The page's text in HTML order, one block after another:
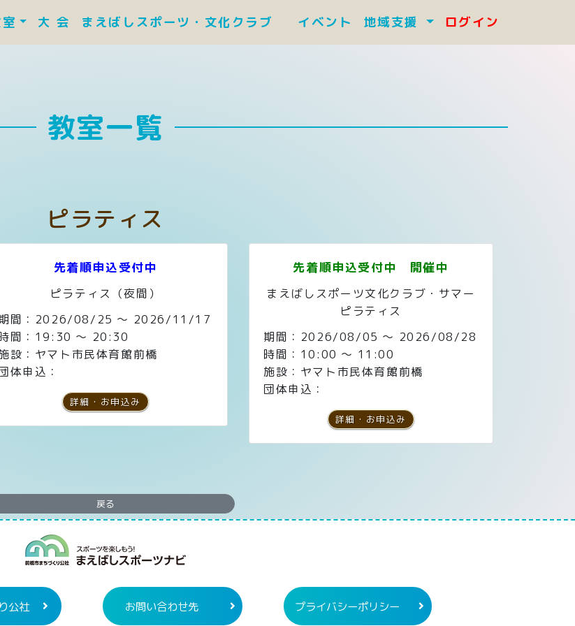
大 会 まえばしスポーツ・文化クラブ イベント 地域支援 ログイン
教室一覧
ピラティス
先着順申込受付中
ピラティス（夜間）
間：2026/08/25 ～ 2026/11/17
間：19:30 ～ 20:30
設：ヤマト市民体育館前橋
体申込：
詳細・お申込み
先着順申込受付中 開催中
まえばしスポーツ文化クラブ・サマー
ピラティス
期間：2026/08/05 ～ 2026/08/28
時間：10:00 ～ 11:00
施設：ヤマト市民体育館前橋
団体申込：
詳細・お申込み
戻る
公社 お問い合わせ先 プライバシーポリシー